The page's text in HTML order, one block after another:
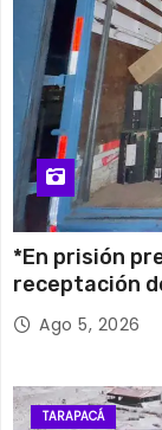
*En prisión
receptación
millones*
Ago 5, 2026
TARAPACÁ